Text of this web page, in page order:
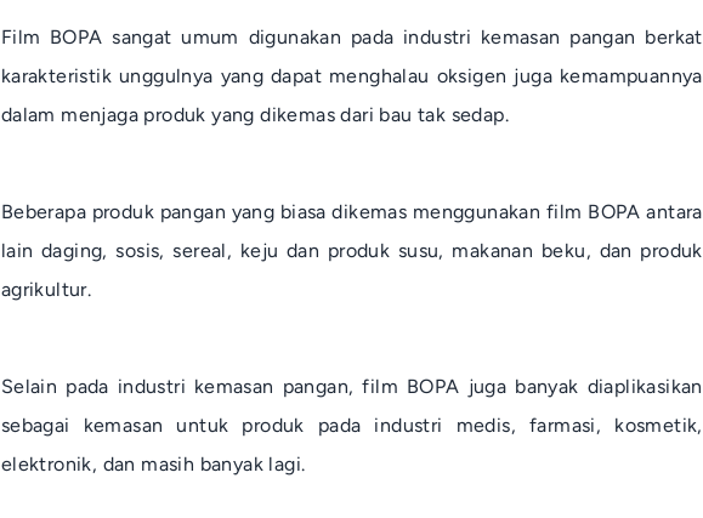
Film BOPA sangat umum digunakan pada industri kemasan pangan berkat
karakteristik unggulnya yang dapat menghalau oksigen juga kemampuannya
dalam menjaga produk yang dikemas dari bau tak sedap.
Beberapa produk pangan yang biasa dikemas menggunakan film BOPA antara
lain daging, sosis, sereal, keju dan produk susu, makanan beku, dan produk
agrikultur.
Selain pada industri kemasan pangan, film BOPA juga banyak diaplikasikan
sebagai kemasan untuk produk pada industri medis, farmasi, kosmetik,
elektronik, dan masih banyak lagi.